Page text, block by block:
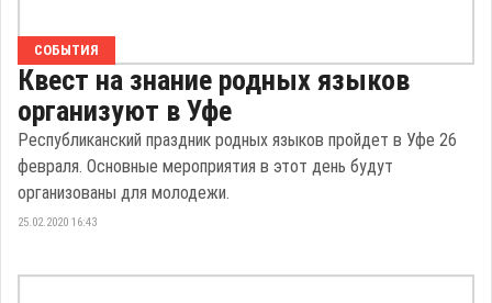
СОБЫТИЯ
Квест на знание родных языков
организуют в Уфе
Республиканский праздник родных языков пройдет в Уфе 26
февраля. Основные мероприятия в этот день будут
организованы для молодежи.
25.02.2020 16:43